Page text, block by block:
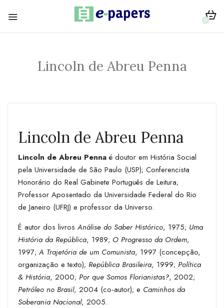
0
Lincoln de Abreu Penna
Lincoln de Abreu Penna
Lincoln de Abreu Penna é doutor em História Social
pela Universidade de São Paulo (USP); Conferencista
Honorário do Real Gabinete Português de Leitura;
Professor Aposentado da Universidade Federal do Rio
de Janeiro (UFRJ) e professor da Universo.
É autor dos livrosAnálise do Saber Histórico, 1975; Uma
História da República, 1989; O Progresso da Ordem,
1997;A Trajetória de um Comunista, 1997 (concepção,
organização e texto); República Brasileira, 1999; Política
& História, 2000; Por que Somos Florianistas?, 2002;
Petróleo no Brasil, 2004 (co-autor); e Caminhos da
Soberania Nacional, 2005.